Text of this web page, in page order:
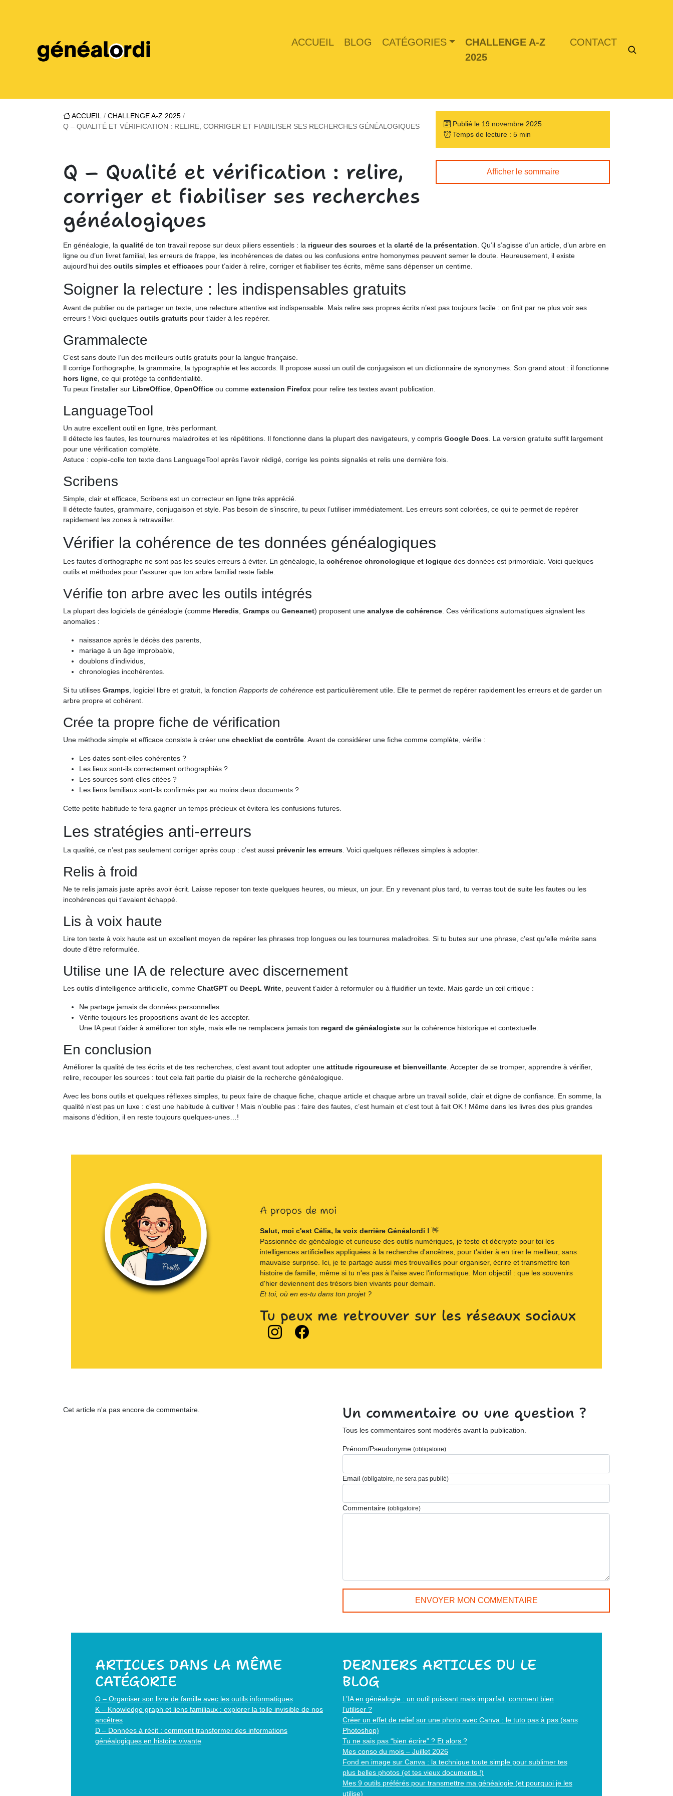
ACCUEIL BLOG CATÉGORIES
CHALLENGE A-Z
2025
CONTACT
ACCUEIL / CHALLENGE A-Z 2025 /
Q – QUALITÉ ET VÉRIFICATION : RELIRE, CORRIGER ET FIABILISER SES RECHERCHES GÉNÉALOGIQUES
Publié le 19 novembre 2025
Temps de lecture : 5 min
Q – Qualité et vérification : relire,
corriger et fiabiliser ses recherches
généalogiques
Afficher le sommaire
En généalogie, la qualité de ton travail repose sur deux piliers essentiels : la rigueur des sources et la clarté de la présentation. Qu’il s’agisse d’un article, d’un arbre en
ligne ou d’un livret familial, les erreurs de frappe, les incohérences de dates ou les confusions entre homonymes peuvent semer le doute. Heureusement, il existe
aujourd’hui des outils simples et efficaces pour t’aider à relire, corriger et fiabiliser tes écrits, même sans dépenser un centime.
Soigner la relecture : les indispensables gratuits
Avant de publier ou de partager un texte, une relecture attentive est indispensable. Mais relire ses propres écrits n’est pas toujours facile : on finit par ne plus voir ses
erreurs ! Voici quelques outils gratuits pour t’aider à les repérer.
Grammalecte
C’est sans doute l’un des meilleurs outils gratuits pour la langue française.
Il corrige l’orthographe, la grammaire, la typographie et les accords. Il propose aussi un outil de conjugaison et un dictionnaire de synonymes. Son grand atout : il fonctionne
hors ligne, ce qui protège ta confidentialité.
Tu peux l’installer sur LibreOffice, OpenOffice ou comme extension Firefox pour relire tes textes avant publication.
LanguageTool
Un autre excellent outil en ligne, très performant.
Il détecte les fautes, les tournures maladroites et les répétitions. Il fonctionne dans la plupart des navigateurs, y compris Google Docs. La version gratuite suffit largement
pour une vérification complète.
Astuce : copie-colle ton texte dans LanguageTool après l’avoir rédigé, corrige les points signalés et relis une dernière fois.
Scribens
Simple, clair et efficace, Scribens est un correcteur en ligne très apprécié.
Il détecte fautes, grammaire, conjugaison et style. Pas besoin de s’inscrire, tu peux l’utiliser immédiatement. Les erreurs sont colorées, ce qui te permet de repérer
rapidement les zones à retravailler.
Vérifier la cohérence de tes données généalogiques
Les fautes d’orthographe ne sont pas les seules erreurs à éviter. En généalogie, la cohérence chronologique et logique des données est primordiale. Voici quelques
outils et méthodes pour t’assurer que ton arbre familial reste fiable.
Vérifie ton arbre avec les outils intégrés
La plupart des logiciels de généalogie (comme Heredis, Gramps ou Geneanet) proposent une analyse de cohérence. Ces vérifications automatiques signalent les
anomalies :
naissance après le décès des parents,
mariage à un âge improbable,
doublons d’individus,
chronologies incohérentes.
Si tu utilises Gramps, logiciel libre et gratuit, la fonction Rapports de cohérence est particulièrement utile. Elle te permet de repérer rapidement les erreurs et de garder un
arbre propre et cohérent.
Crée ta propre fiche de vérification
Une méthode simple et efficace consiste à créer une checklist de contrôle. Avant de considérer une fiche comme complète, vérifie :
Les dates sont-elles cohérentes ?
Les lieux sont-ils correctement orthographiés ?
Les sources sont-elles citées ?
Les liens familiaux sont-ils confirmés par au moins deux documents ?
Cette petite habitude te fera gagner un temps précieux et évitera les confusions futures.
Les stratégies anti-erreurs
La qualité, ce n’est pas seulement corriger après coup : c’est aussi prévenir les erreurs. Voici quelques réflexes simples à adopter.
Relis à froid
Ne te relis jamais juste après avoir écrit. Laisse reposer ton texte quelques heures, ou mieux, un jour. En y revenant plus tard, tu verras tout de suite les fautes ou les
incohérences qui t’avaient échappé.
Lis à voix haute
Lire ton texte à voix haute est un excellent moyen de repérer les phrases trop longues ou les tournures maladroites. Si tu butes sur une phrase, c’est qu’elle mérite sans
doute d’être reformulée.
Utilise une IA de relecture avec discernement
Les outils d’intelligence artificielle, comme ChatGPT ou DeepL Write, peuvent t’aider à reformuler ou à fluidifier un texte. Mais garde un œil critique :
Ne partage jamais de données personnelles.
Vérifie toujours les propositions avant de les accepter.
Une IA peut t’aider à améliorer ton style, mais elle ne remplacera jamais ton regard de généalogiste sur la cohérence historique et contextuelle.
En conclusion
Améliorer la qualité de tes écrits et de tes recherches, c’est avant tout adopter une attitude rigoureuse et bienveillante. Accepter de se tromper, apprendre à vérifier,
relire, recouper les sources : tout cela fait partie du plaisir de la recherche généalogique.
Avec les bons outils et quelques réflexes simples, tu peux faire de chaque fiche, chaque article et chaque arbre un travail solide, clair et digne de confiance. En somme, la
qualité n’est pas un luxe : c’est une habitude à cultiver ! Mais n’oublie pas : faire des fautes, c’est humain et c’est tout à fait OK ! Même dans les livres des plus grandes
maisons d’édition, il en reste toujours quelques-unes…!
A propos de moi
Salut, moi c'est Célia, la voix derrière Généalordi ! 👋
Passionnée de généalogie et curieuse des outils numériques, je teste et décrypte pour toi les
intelligences artificielles appliquées à la recherche d'ancêtres, pour t'aider à en tirer le meilleur, sans
mauvaise surprise. Ici, je te partage aussi mes trouvailles pour organiser, écrire et transmettre ton
histoire de famille, même si tu n'es pas à l'aise avec l'informatique. Mon objectif : que les souvenirs
d'hier deviennent des trésors bien vivants pour demain.
Et toi, où en es-tu dans ton projet ?
Tu peux me retrouver sur les réseaux sociaux
Cet article n'a pas encore de commentaire. Un commentaire ou une question ?
Tous les commentaires sont modérés avant la publication.
Prénom/Pseudonyme (obligatoire)
Email (obligatoire, ne sera pas publié)
Commentaire (obligatoire)
ARTICLES DANS LA MÊME
CATÉGORIE
O – Organiser son livre de famille avec les outils informatiques
K – Knowledge graph et liens familiaux : explorer la toile invisible de nos
ancêtres
D – Données à récit : comment transformer des informations
généalogiques en histoire vivante
DERNIERS ARTICLES DU LE
BLOG
L’IA en généalogie : un outil puissant mais imparfait, comment bien
l’utiliser ?
Créer un effet de relief sur une photo avec Canva : le tuto pas à pas (sans
Photoshop)
Tu ne sais pas “bien écrire” ? Et alors ?
Mes conso du mois – Juillet 2026
Fond en image sur Canva : la technique toute simple pour sublimer tes
plus belles photos (et tes vieux documents !)
Mes 9 outils préférés pour transmettre ma généalogie (et pourquoi je les
utilise)